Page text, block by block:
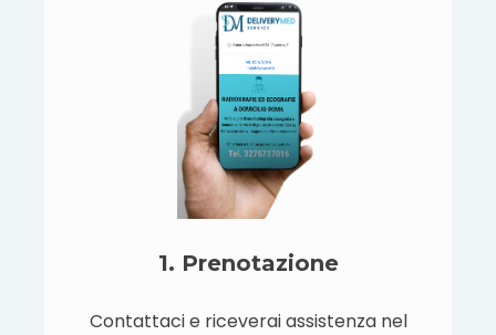
1. Prenotazione
Contattaci e riceverai assistenza nel